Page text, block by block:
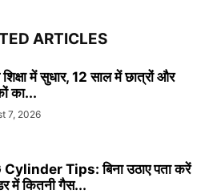
ARTICLES
में सुधार, 12 साल में छात्रों और
का...
7, 2026
Cylinder Tips: बिना उठाए पता करें
में कितनी गैस...